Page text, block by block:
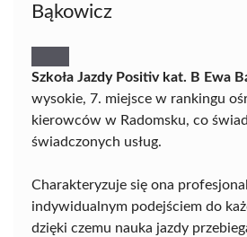
Bąkowicz
Szkoła Jazdy Positiv kat. B Ewa
wysokie, 7. miejsce w rankingu
kierowców w Radomsku, co
świadczonych usług.
Charakteryzuje się ona
indywidualnym podejściem do
dzięki czemu nauka jazdy